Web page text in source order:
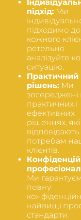
підхід: Ми
підходимо до
кожного
ретельно
аналізуйте
ситуацію.
рішень: Ми
зосереджені
практичних і
ефективних
рішеннях, які
відповідають
потребам
клієнтів.
Ми
повну
найвищі
стандарти.